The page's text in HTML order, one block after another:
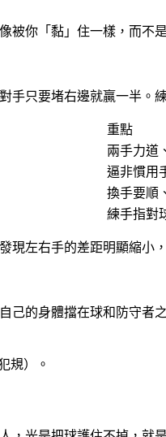
被你「黏」住一樣，而不
只要堵右邊就贏一半。
重點
兩手力道
逼非慣用
換手要順
練手指對
現左右手的差距明顯縮小
己的身體擋在球和防守者
規）。